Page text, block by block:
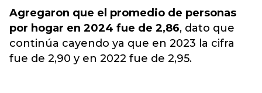
Agregaron que el promedio de personas
por hogar en 2024 fue de 2,86, dato que
continúa cayendo ya que en 2023 la cifra
fue de 2,90 y en 2022 fue de 2,95.